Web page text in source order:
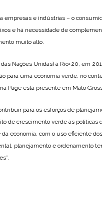
empresas e indústrias – o
e há necessidade de
muito alto.
Nações Unidas) à Rio+20, em
para uma economia verde, no
Page está presente em Mato
para os esforços de
de crescimento verde às
economia, com o uso eficiente
planejamento e ordenamento